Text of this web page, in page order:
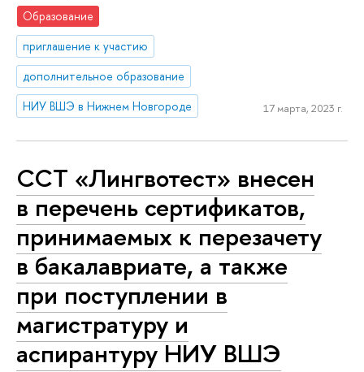
Образование
приглашение к участию
дополнительное образование
НИУ ВШЭ в Нижнем Новгороде
17 марта, 2023 г.
ССТ «Лингвотест» внесен
в перечень сертификатов,
принимаемых к перезачету
в бакалавриате, а также
при поступлении в
магистратуру и
аспирантуру НИУ ВШЭ